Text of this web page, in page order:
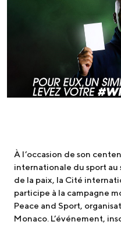
À l’occasion de son
internationale du sport
de la paix, la Cité
participe à la campagne
Peace and Sport,
Monaco. L’événement,